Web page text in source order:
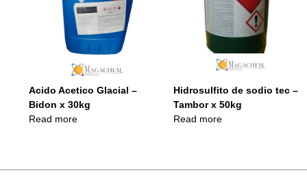
Acido Acetico Glacial –
Bidon x 30kg
Read more
Hidrosulfito de sodio tec –
Tambor x 50kg
Read more